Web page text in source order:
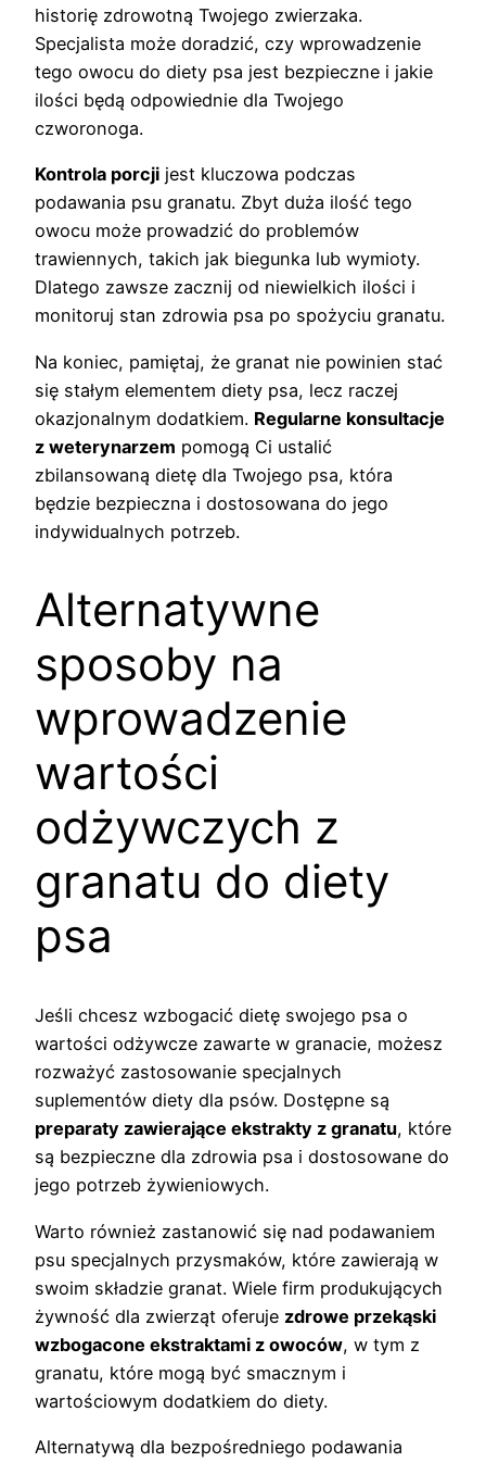
historię zdrowotną Twojego zwierzaka.
Specjalista może doradzić, czy wprowadzenie
tego owocu do diety psa jest bezpieczne i jakie
ilości będą odpowiednie dla Twojego
czworonoga.
Kontrola porcji jest kluczowa podczas
podawania psu granatu. Zbyt duża ilość tego
owocu może prowadzić do problemów
trawiennych, takich jak biegunka lub wymioty.
Dlatego zawsze zacznij od niewielkich ilości i
monitoruj stan zdrowia psa po spożyciu granatu.
Na koniec, pamiętaj, że granat nie powinien stać
się stałym elementem diety psa, lecz raczej
okazjonalnym dodatkiem. Regularne konsultacje
z weterynarzem pomogą Ci ustalić
zbilansowaną dietę dla Twojego psa, która
będzie bezpieczna i dostosowana do jego
indywidualnych potrzeb.
Alternatywne
sposoby na
wprowadzenie
wartości
odżywczych z
granatu do diety
psa
Jeśli chcesz wzbogacić dietę swojego psa o
wartości odżywcze zawarte w granacie, możesz
rozważyć zastosowanie specjalnych
suplementów diety dla psów. Dostępne są
preparaty zawierające ekstrakty z granatu, które
są bezpieczne dla zdrowia psa i dostosowane do
jego potrzeb żywieniowych.
Warto również zastanowić się nad podawaniem
psu specjalnych przysmaków, które zawierają w
swoim składzie granat. Wiele firm produkujących
żywność dla zwierząt oferuje zdrowe przekąski
wzbogacone ekstraktami z owoców, w tym z
granatu, które mogą być smacznym i
wartościowym dodatkiem do diety.
Alternatywą dla bezpośredniego podawania